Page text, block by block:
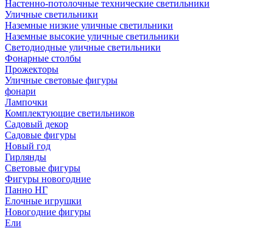
Настенно-потолочные технические светильники
Уличные светильники
Наземные низкие уличные светильники
Наземные высокие уличные светильники
Светодиодные уличные светильники
Фонарные столбы
Прожекторы
Уличные световые фигуры
фонари
Лампочки
Комплектующие светильников
Садовый декор
Садовые фигуры
Новый год
Гирлянды
Световые фигуры
Фигуры новогодние
Панно НГ
Елочные игрушки
Новогодние фигуры
Ели